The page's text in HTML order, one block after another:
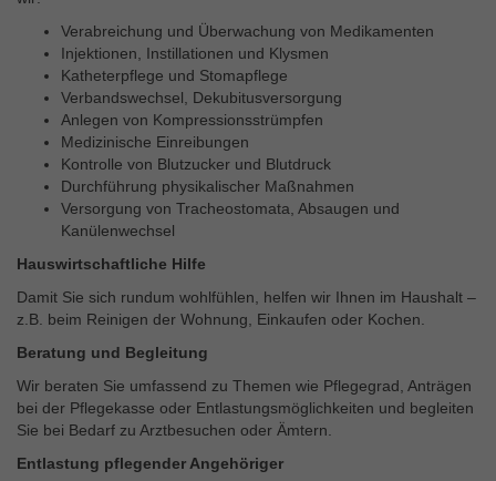
Verabreichung und Überwachung von Medikamenten
Injektionen, Instillationen und Klysmen
Katheterpflege und Stomapflege
Verbandswechsel, Dekubitusversorgung
Anlegen von Kompressionsstrümpfen
Medizinische Einreibungen
Kontrolle von Blutzucker und Blutdruck
Durchführung physikalischer Maßnahmen
Versorgung von Tracheostomata, Absaugen und
Kanülenwechsel
Hauswirtschaftliche Hilfe
Damit Sie sich rundum wohlfühlen, helfen wir Ihnen im Haushalt –
z.B. beim Reinigen der Wohnung, Einkaufen oder Kochen.
Beratung und Begleitung
Wir beraten Sie umfassend zu Themen wie Pflegegrad, Anträgen
bei der Pflegekasse oder Entlastungsmöglichkeiten und begleiten
Sie bei Bedarf zu Arztbesuchen oder Ämtern.
Entlastung pflegender Angehöriger